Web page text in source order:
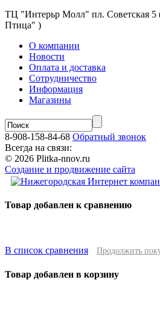
ТЦ "Интерьр Молл" пл. Советская
Птица" )
О компании
Новости
Оплата и доставка
Сотрудничество
Информация
Магазины
8-908-158-84-68 Обратный звонок
Всегда на связи:
© 2026 Plitka-nnov.ru
Создание и продвижение сайта
Товар добавлен к сравнению
В список сравнения Продолжить
Товар добавлен в корзину